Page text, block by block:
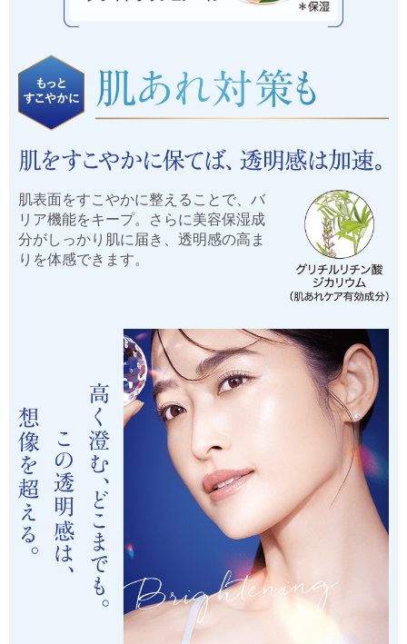
肌表面をすこやかに整えることで、バ
リア機能をキープ。さらに美容保湿成
分がしっかり肌に届き、透明感の高ま
りを体感できます。